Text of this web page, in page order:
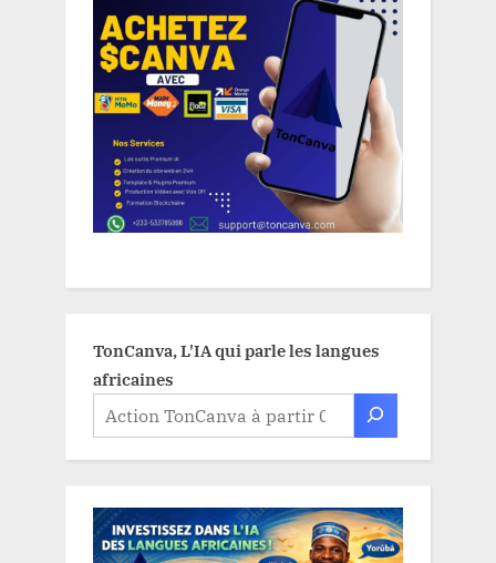
TonCanva, L'IA qui parle les langues
africaines